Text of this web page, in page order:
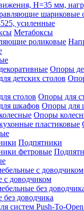
H=35 мм,
шариковые
усиленные
Метабоксы
Опоры
Опоры для
Опоры для
Опоры
Подпятники
с доводчиком
без доводчика